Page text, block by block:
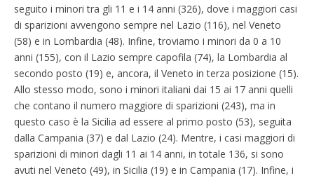
seguito i minori tra gli 11 e i 14 anni (326), dove i maggiori casi
di sparizioni avvengono sempre nel Lazio (116), nel Veneto
(58) e in Lombardia (48). Infine, troviamo i minori da 0 a 10
anni (155), con il Lazio sempre capofila (74), la Lombardia al
secondo posto (19) e, ancora, il Veneto in terza posizione (15).
Allo stesso modo, sono i minori italiani dai 15 ai 17 anni quelli
che contano il numero maggiore di sparizioni (243), ma in
questo caso è la Sicilia ad essere al primo posto (53), seguita
dalla Campania (37) e dal Lazio (24). Mentre, i casi maggiori di
sparizioni di minori dagli 11 ai 14 anni, in totale 136, si sono
avuti nel Veneto (49), in Sicilia (19) e in Campania (17). Infine, i